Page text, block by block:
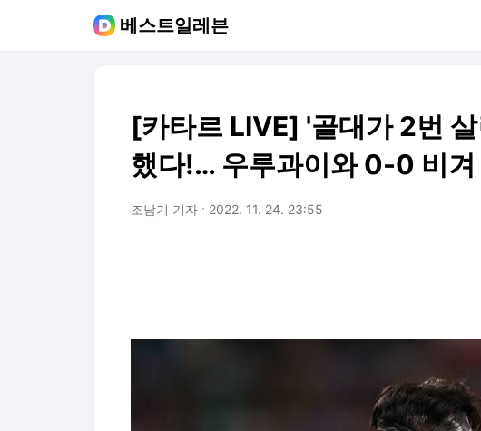
베스트일레븐
[카타르 LIVE] '골대가 2번
했다!… 우루과이와 0-0 비겨
조남기 기자 2022. 11. 24. 23:55